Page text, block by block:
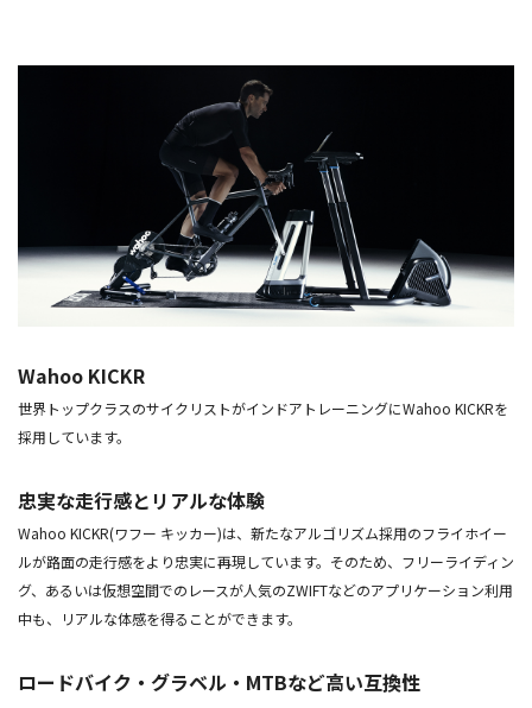
Wahoo KICKR
世界トップクラスのサイクリストがインドアトレーニングにWahoo KICKRを
採用しています。
忠実な走行感とリアルな体験
Wahoo KICKR(ワフー キッカー)は、新たなアルゴリズム採用のフライホイー
ルが路面の走行感をより忠実に再現しています。そのため、フリーライディン
グ、あるいは仮想空間でのレースが人気のZWIFTなどのアプリケーション利用
中も、リアルな体感を得ることができます。
ロードバイク・グラベル・MTBなど高い互換性